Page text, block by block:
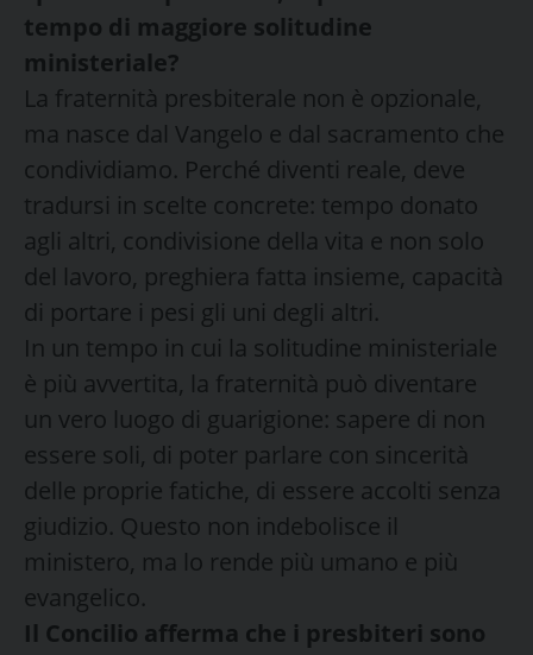
tempo di maggiore solitudine
ministeriale?
La fraternità presbiterale non è opzionale,
ma nasce dal Vangelo e dal sacramento che
condividiamo. Perché diventi reale, deve
tradursi in scelte concrete: tempo donato
agli altri, condivisione della vita e non solo
del lavoro, preghiera fatta insieme, capacità
di portare i pesi gli uni degli altri.
In un tempo in cui la solitudine ministeriale
è più avvertita, la fraternità può diventare
un vero luogo di guarigione: sapere di non
essere soli, di poter parlare con sincerità
delle proprie fatiche, di essere accolti senza
giudizio. Questo non indebolisce il
ministero, ma lo rende più umano e più
evangelico.
Il Concilio afferma che i presbiteri sono